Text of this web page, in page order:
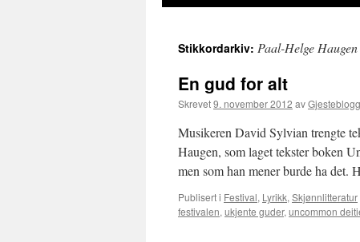
innhold
Stikkordarkiv: Paal-Helge Haugen
En gud for alt
Skrevet9. november 2012 av
Musikeren David Sylvian trengte
Haugen, som laget tekster boken
men som han mener burde ha det.
Publisert i Festival, Lyrikk, Skjønnlitteratur
festivalen, ukjente guder, uncommon